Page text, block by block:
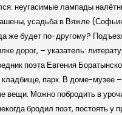
неугасимые лампады
усадьба в Вяжле
же будет по-другому?
дорог, – указатель:
поэта Евгения
парк. В доме­-музее –
вещи. Можно побродить в
бродил поэт, постоять у